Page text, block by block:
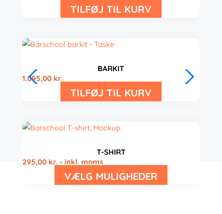
TILFØJ TIL KURV
BARKIT
1.095,00 kr.
TILFØJ TIL KURV
T-SHIRT
295,00 kr. - inkl. moms
VÆLG MULIGHEDER